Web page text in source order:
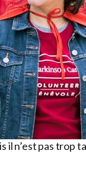
il n’est pas